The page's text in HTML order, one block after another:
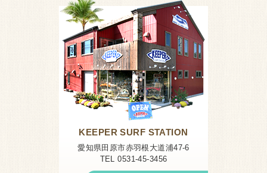
KEEPER SURF STATION
愛知県田原市赤羽根大道浦47-6
TEL 0531-45-3456